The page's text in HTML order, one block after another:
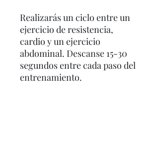
Realizarás un ciclo entre un
ejercicio de resistencia,
cardio y un ejercicio
abdominal. Descanse 15-30
segundos entre cada paso del
entrenamiento.